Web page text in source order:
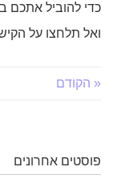
כדי להוביל אתכם
ואל תלחצו על
« הקודם
פוסטים אחרונים